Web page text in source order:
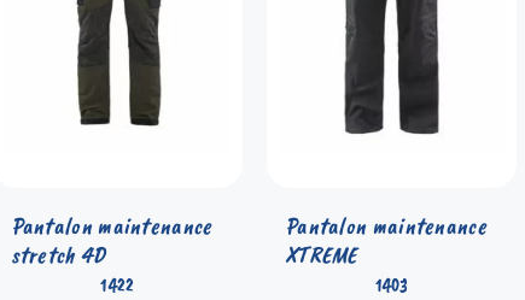
1422
Pantalon maintenance
stretch 4D
1403
Pantalon maintenance
XTREME